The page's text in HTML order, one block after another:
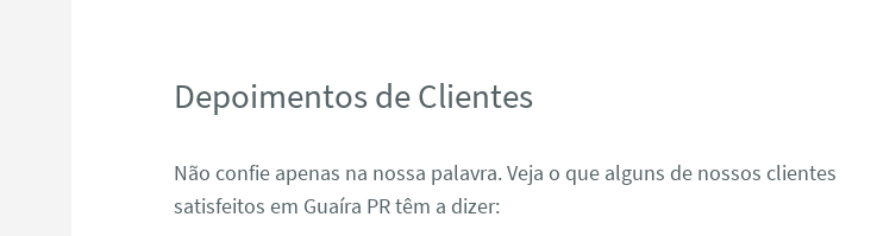
Depoimentos de Clientes
Não confie apenas na nossa palavra. Veja o que alguns de nossos clientes
satisfeitos em Guaíra PR têm a dizer: